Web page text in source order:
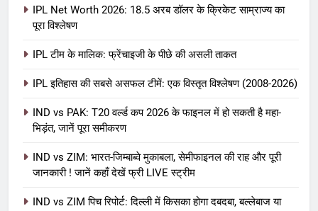
IPL Net Worth 2026: 18.5 अरब डॉलर के क्रिकेट साम्राज्य का
पूरा विश्लेषण
IPL टीम के मालिक: फ्रेंचाइजी के पीछे की असली ताकत
IPL इतिहास की सबसे असफल टीमें: एक विस्तृत विश्लेषण (2008-2026)
IND vs PAK: T20 वर्ल्ड कप 2026 के फाइनल में हो सकती है महा-
भिड़ंत, जानें पूरा समीकरण
IND vs ZIM: भारत-जिम्बाब्वे मुकाबला, सेमीफाइनल की राह और पूरी
जानकारी ! जानें कहाँ देखें फ्री LIVE स्ट्रीम
IND vs ZIM पिच रिपोर्ट: दिल्ली में किसका होगा दबदबा, बल्लेबाज या
IPL Net Worth 2026: 18.5 अरब डॉलर
आईपीएल 2026 क्रिकेट
IPL टीम के मालिक: फ्रेंचाइजी के पीछे की
असली ताकत
आईपीएल 2026 क्रिकेट
IPL इतिहास की सबसे असफल टीमें: एक